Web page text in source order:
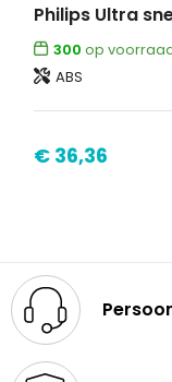
Philips Ultra
300 op
ABS
€ 36,36